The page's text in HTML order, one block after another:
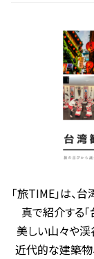
「旅TIME」は、
真で紹介する
美しい山々や渓
近代的な建築物